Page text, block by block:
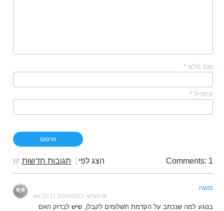
שם מלא *
אימייל *
Comments: 1 הצג לפי תגובות חדשות
משה
יום חמישי 20/07/2017 12:17 am
בנוגע למה שנכתב על הקדמת תשלומים לקבלן, שיש לבדוק האם